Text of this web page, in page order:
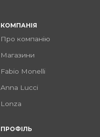
КОМПАНІЯ
Про компанію
Магазини
Fabio Monelli
Anna Lucci
Lonza
ПРОФІЛЬ